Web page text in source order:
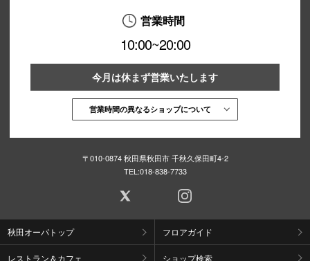
営業時間
10:00~20:00
今月は休まず営業いたします
営業時間の異なるショップについて
〒010-0874 秋田県秋田市 千秋久保田町4-2
TEL:018-838-7733
秋田オーパトップ フロアガイド
レストラン＆カフェ ショップ検索